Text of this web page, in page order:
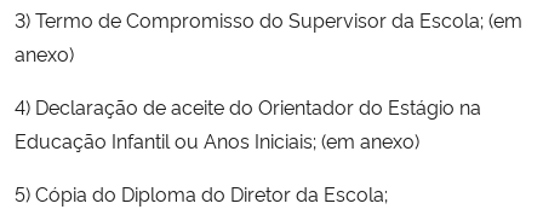
Ministério do Desenvolvimento Regional
Ministério da Mulher, da Família e dos Direitos Humanos
Secretaria-Geral
3) Termo de Compromisso do Supervisor da Escola; (em
anexo)
4) Declaração de aceite do Orientador do Estágio na
Educação Infantil ou Anos Iniciais; (em anexo)
5) Cópia do Diploma do Diretor da Escola;